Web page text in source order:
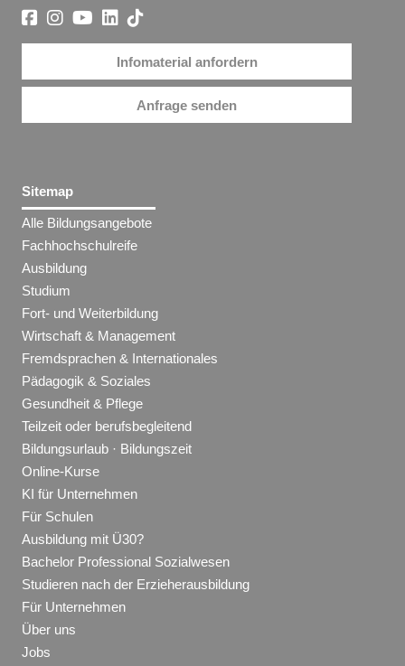
Infomaterial anfordern
Anfrage senden
Sitemap
Alle Bildungsangebote
Fachhochschulreife
Ausbildung
Studium
Fort- und Weiterbildung
Wirtschaft & Management
Fremdsprachen & Internationales
Pädagogik & Soziales
Gesundheit & Pflege
Teilzeit oder berufsbegleitend
Bildungsurlaub · Bildungszeit
Online-Kurse
KI für Unternehmen
Für Schulen
Ausbildung mit Ü30?
Bachelor Professional Sozialwesen
Studieren nach der Erzieherausbildung
Für Unternehmen
Über uns
Jobs